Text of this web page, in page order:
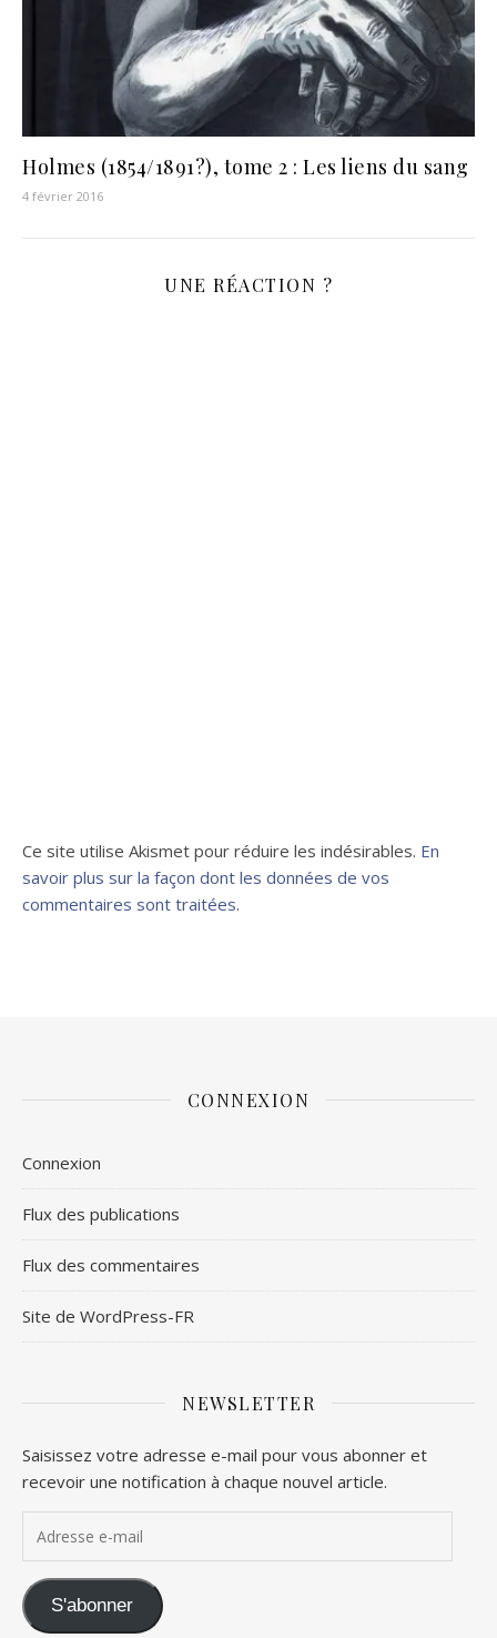
Holmes (1854/1891?), tome 2 : Les liens du sang
4 février 2016
UNE RÉACTION ?
Ce site utilise Akismet pour réduire les indésirables. En
savoir plus sur la façon dont les données de vos
commentaires sont traitées.
CONNEXION
Connexion
Flux des publications
Flux des commentaires
Site de WordPress-FR
NEWSLETTER
Saisissez votre adresse e-mail pour vous abonner et
recevoir une notification à chaque nouvel article.
S'abonner